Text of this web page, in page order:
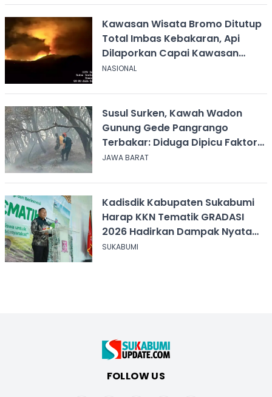
Kawasan Wisata Bromo Ditutup
Total Imbas Kebakaran, Api
Dilaporkan Capai Kawasan
Sabana
NASIONAL
Susul Surken, Kawah Wadon
Gunung Gede Pangrango
Terbakar: Diduga Dipicu Faktor
Alam
JAWA BARAT
Kadisdik Kabupaten Sukabumi
Harap KKN Tematik GRADASI
2026 Hadirkan Dampak Nyata
bagi Masyarakat
SUKABUMI
FOLLOW US